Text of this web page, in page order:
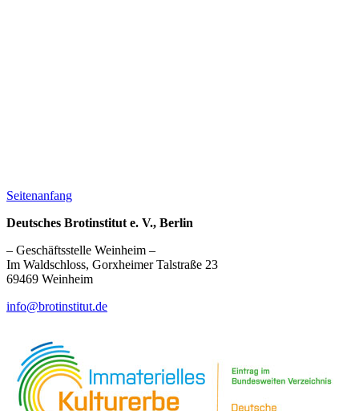
Seitenanfang
Deutsches Brotinstitut e. V., Berlin
– Geschäftsstelle Weinheim –
Im Waldschloss, Gorxheimer Talstraße 23
69469 Weinheim
info@brotinstitut.de